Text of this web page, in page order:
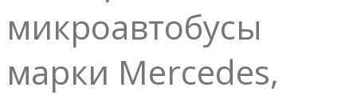
микроавтобусы
марки Mercedes,